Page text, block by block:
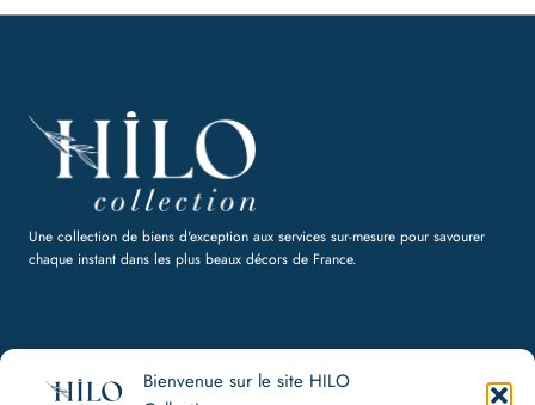
Bienvenue sur le site HILO
Une collection de biens d'exception aux services sur-mesure pour savourer
chaque instant dans les plus beaux décors de France.
HILO Collection